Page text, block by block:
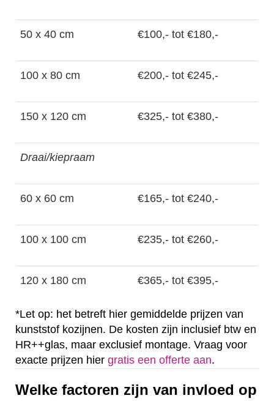
50 x 40 cm €100,- tot €180,-
100 x 80 cm €200,- tot €245,-
150 x 120 cm €325,- tot €380,-
Draai/kiepraam
60 x 60 cm €165,- tot €240,-
100 x 100 cm €235,- tot €260,-
120 x 180 cm €365,- tot €395,-
*Let op: het betreft hier gemiddelde prijzen van
kunststof kozijnen. De kosten zijn inclusief btw en
HR++glas, maar exclusief montage. Vraag voor
exacte prijzen hier gratis een offerte aan.
Welke factoren zijn van invloed op